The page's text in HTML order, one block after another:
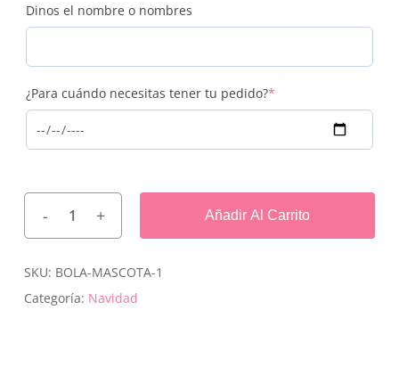
Dinos el nombre o nombres
¿Para cuándo necesitas tener tu pedido?*(required)
Añadir Al Carrito
SKU: BOLA-MASCOTA-1
Categoría: Navidad